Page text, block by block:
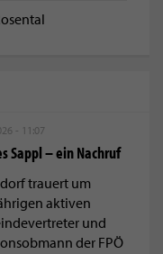
- 11:07
Sappl – ein Nachruf
trauert um
aktiven
und
der FPÖ